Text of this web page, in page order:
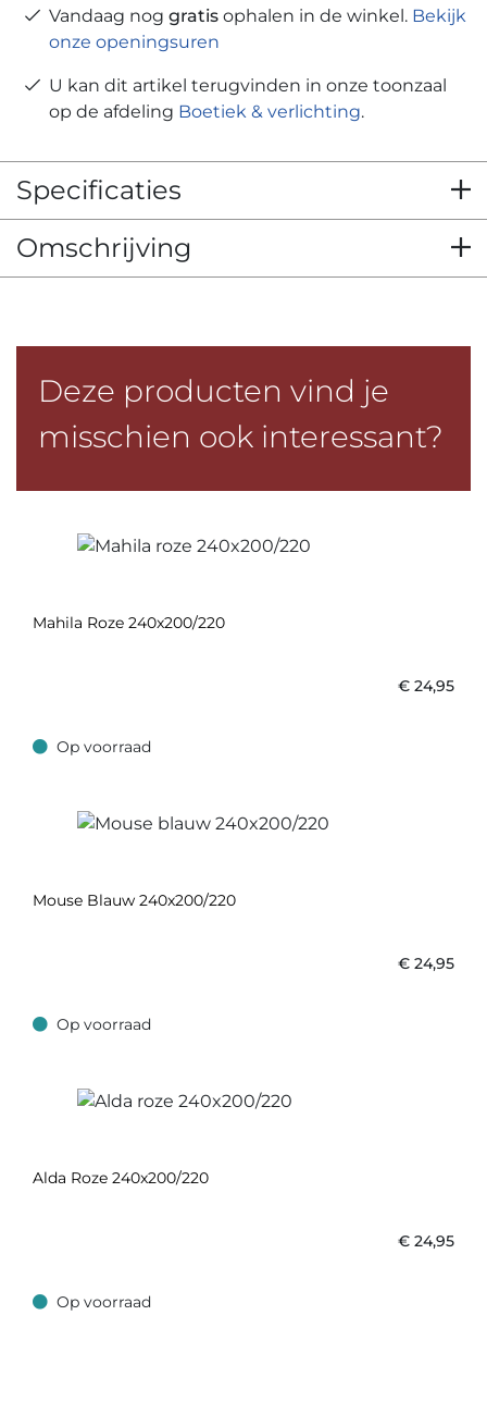
Vandaag nog gratis ophalen in de winkel. Bekijk
onze openingsuren
U kan dit artikel terugvinden in onze toonzaal
op de afdeling Boetiek & verlichting.
Specificaties
Omschrijving
Deze producten vind je
misschien ook interessant?
Mahila Roze 240x200/220
€ 24,95
Op voorraad
Op voorraad
Mouse Blauw 240x200/220
€ 24,95
Op voorraad
Op voorraad
Alda Roze 240x200/220
€ 24,95
Op voorraad
Op voorraad